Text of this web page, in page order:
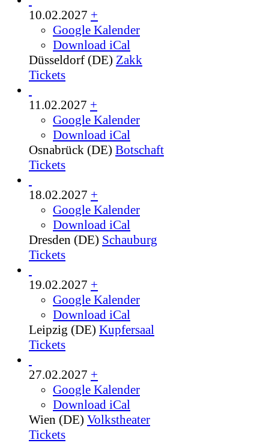
10.02.2027 +
Google Kalender
Download iCal
Düsseldorf (DE) Zakk
Tickets
11.02.2027 +
Google Kalender
Download iCal
Osnabrück (DE) Botschaft
Tickets
18.02.2027 +
Google Kalender
Download iCal
Dresden (DE) Schauburg
Tickets
19.02.2027 +
Google Kalender
Download iCal
Leipzig (DE) Kupfersaal
Tickets
27.02.2027 +
Google Kalender
Download iCal
Wien (DE) Volkstheater
Tickets